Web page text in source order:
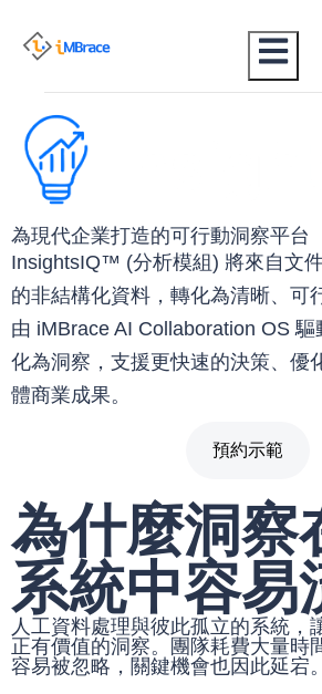
為現代企業打造的可行動洞察平台
InsightsIQ™ (分析模組) 將來自文
的非結構化資料，轉化為清晰、可
由 iMBrace AI Collaboration OS
化為洞察，支援更快速的決策、優
體商業成果。
預約示範
為什麼洞察
系統中容易
人工資料處理與彼此孤立的系統，
正有價值的洞察。團隊耗費大量時
容易被忽略，關鍵機會也因此延宕。